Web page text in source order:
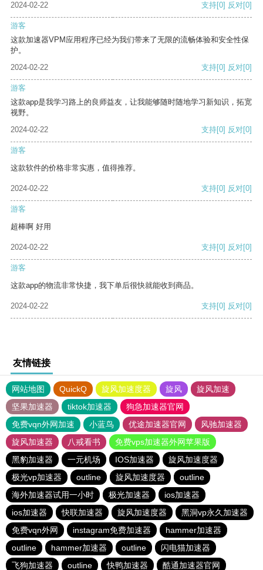
2024-02-22 支持[0] 反对[0]
游客
这款加速器VPM应用程序已经为我们带来了无限的流畅体验和安全性保
护。
2024-02-22
支持[0] 反对[0]
游客
这款app是我学习路上的良师益友，让我能够随时随地学习新知识，拓宽
视野。
2024-02-22
支持[0] 反对[0]
游客
这款软件的价格非常实惠，值得推荐。
2024-02-22 支持[0] 反对[0]
游客
超棒啊 好用
2024-02-22 支持[0] 反对[0]
游客
这款app的物流非常快捷，我下单后很快就能收到商品。
2024-02-22 支持[0] 反对[0]
友情链接
网站地图 QuickQ 旋风加速度器 旋风
旋风加速
坚果加速器
tiktok加速器
狗急加速器官网
免费vqn外网加速
小蓝鸟 优途加速器官网
风驰加速器
旋风加速器
八戒看书
免费vps加速器外网苹果版
黑豹加速器
一元机场 IOS加速器
旋风加速度器
极光vp加速器
outline 旋风加速度器
outline
海外加速器试用一小时
极光加速器
ios加速器
ios加速器
快联加速器 旋风加速度器
黑洞vp永久加速器
免费vqn外网
instagram免费加速器
hammer加速器
outline
hammer加速器 outline
闪电猫加速器
飞狗加速器
outline 快鸭加速器 酷通加速器官网